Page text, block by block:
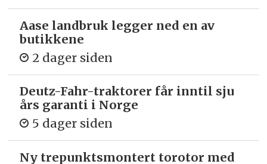
Aase landbruk legger ned en av
butikkene
2 dager siden
Deutz-Fahr-traktorer får inntil sju
års garanti i Norge
5 dager siden
Ny trepunkts­montert torotor med